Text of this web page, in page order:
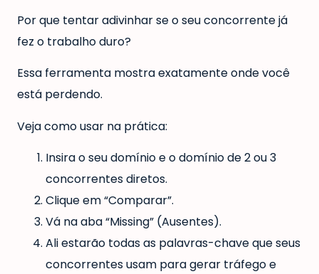
Por que tentar adivinhar se o seu concorrente já
fez o trabalho duro?
Essa ferramenta mostra exatamente onde você
está perdendo.
Veja como usar na prática:
Insira o seu domínio e o domínio de 2 ou 3
concorrentes diretos.
Clique em “Comparar”.
Vá na aba “Missing” (Ausentes).
Ali estarão todas as palavras-chave que seus
concorrentes usam para gerar tráfego e